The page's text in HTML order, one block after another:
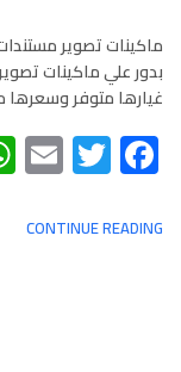
بدور علي ماكينات
غيارها متوفر
CONTINUE READING